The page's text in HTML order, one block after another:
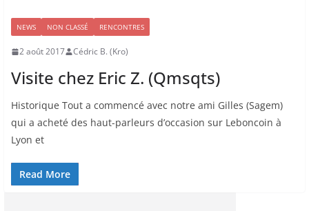
NEWS NON CLASSÉ RENCONTRES
2 août 2017 Cédric B. (Kro)
Visite chez Eric Z. (Qmsqts)
Historique Tout a commencé avec notre ami Gilles (Sagem)
qui a acheté des haut-parleurs d’occasion sur Leboncoin à
Lyon et
Read More